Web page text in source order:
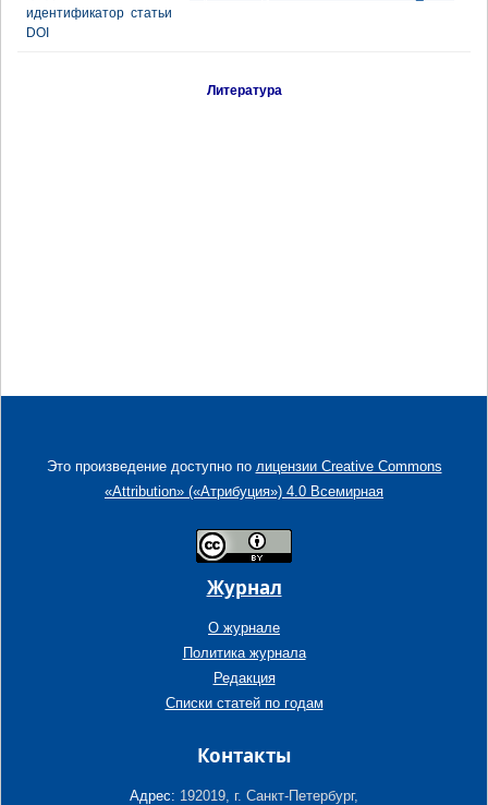
идентификатор статьи
DOI
Литература
Это произведение доступно по лицензии Creative Commons
«Attribution» («Атрибуция») 4.0 Всемирная
Журнал
О журнале
Политика журнала
Редакция
Списки статей по годам
Контакты
Адрес: 192019, г. Санкт-Петербург,